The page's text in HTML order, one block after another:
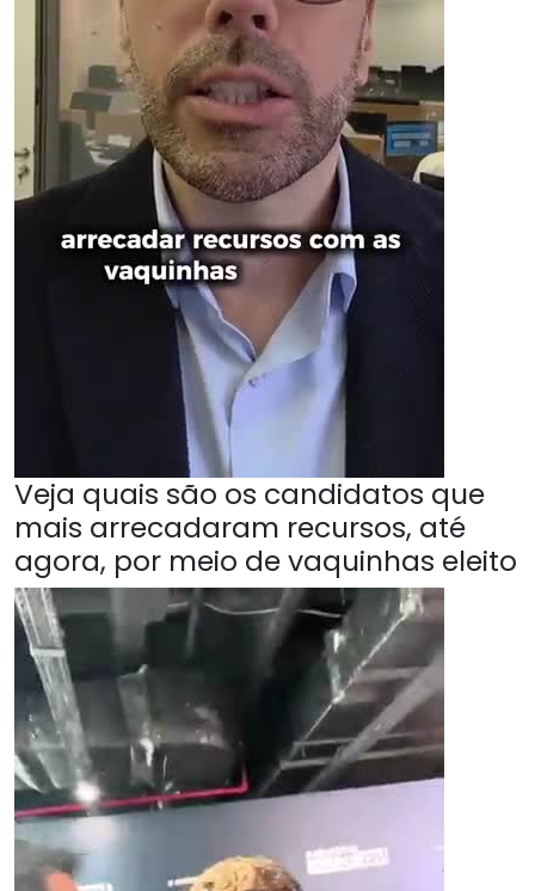
Veja quais são os candidatos que
mais arrecadaram recursos, até
agora, por meio de vaquinhas eleito